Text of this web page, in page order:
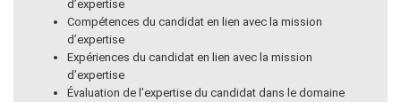
d’expertise
Compétences du candidat en lien avec la mission
d’expertise
Expériences du candidat en lien avec la mission
d’expertise
Évaluation de l’expertise du candidat dans le domaine